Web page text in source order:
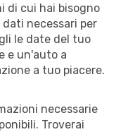
di cui hai bisogno
necessari per
le date del tuo
e un'auto a
a tuo piacere.
necessarie
Troverai